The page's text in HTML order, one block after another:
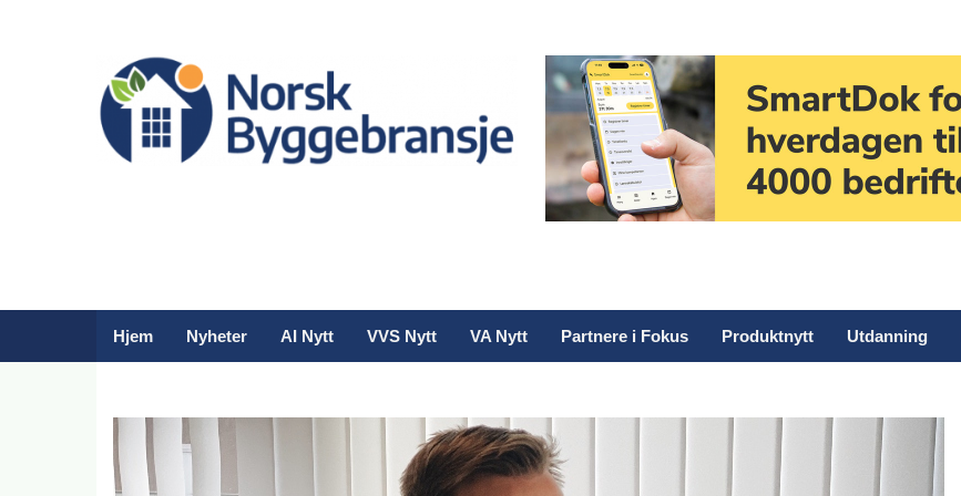
Hjem Nyheter AI Nytt VVS Nytt VA Nytt Partnere i Fokus Produktnytt Utdanning